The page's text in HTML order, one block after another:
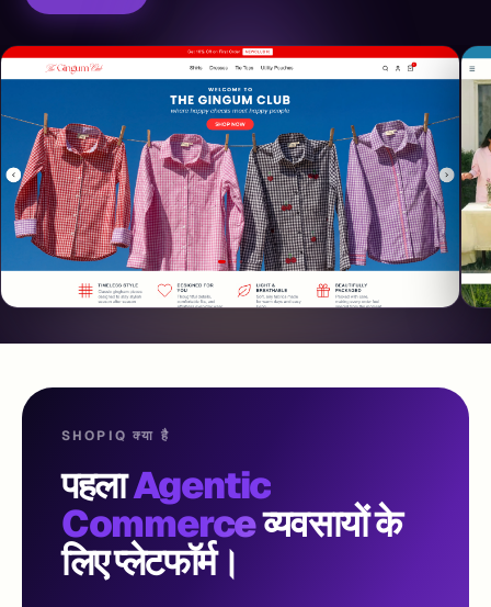
SHOPIQ क्या है
पहलाAgentic
Commerceव्यवसायों के
लिए प्लेटफॉर्म।